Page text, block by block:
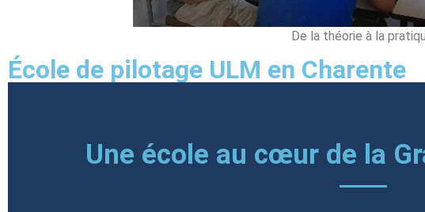
De la théorie à la
École de pilotage ULM en Charente
Une école au cœur de la